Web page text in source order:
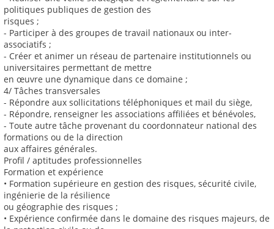
politiques publiques de gestion des
risques ;
- Participer à des groupes de travail nationaux ou inter-
associatifs ;
- Créer et animer un réseau de partenaire institutionnels ou
universitaires permettant de mettre
en œuvre une dynamique dans ce domaine ;
4/ Tâches transversales
- Répondre aux sollicitations téléphoniques et mail du siège,
- Répondre, renseigner les associations affiliées et bénévoles,
- Toute autre tâche provenant du coordonnateur national des
formations ou de la direction
aux affaires générales.
Profil / aptitudes professionnelles
Formation et expérience
• Formation supérieure en gestion des risques, sécurité civile,
ingénierie de la résilience
ou géographie des risques ;
• Expérience confirmée dans le domaine des risques majeurs, de